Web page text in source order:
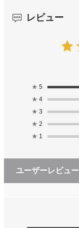
レビュー
★ 5
★ 4
★ 3
★ 2
★ 1
ユーザーレビュー